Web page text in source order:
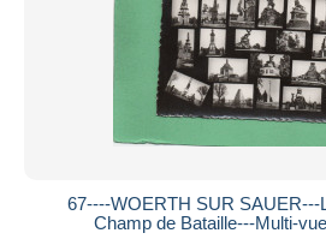
67----WOERTH SUR SAUER---
Champ de Bataille---Multi-